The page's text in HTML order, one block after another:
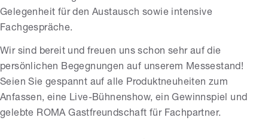
Gelegenheit für den Austausch sowie intensive
Fachgespräche.
Wir sind bereit und freuen uns schon sehr auf die
persönlichen Begegnungen auf unserem Messestand!
Seien Sie gespannt auf alle Produktneuheiten zum
Anfassen, eine Live-Bühnenshow, ein Gewinnspiel und
gelebte ROMA Gastfreundschaft für Fachpartner.